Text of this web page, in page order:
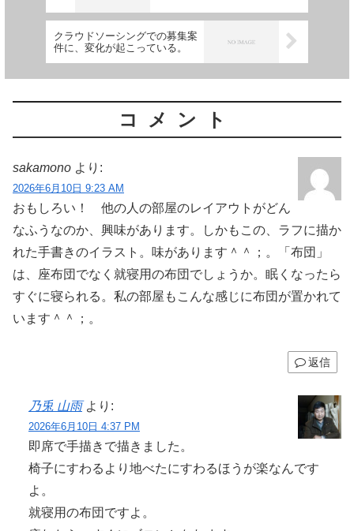
クラウドソーシングでの募集案
件に、変化が起こっている。
コメント
sakamono より:
2026年6月10日 9:23 AM
おもしろい！ 他の人の部屋のレイアウトがどん
なふうなのか、興味があります。しかもこの、ラフに描か
れた手書きのイラスト。味があります＾＾；。「布団」
は、座布団でなく就寝用の布団でしょうか。眠くなったら
すぐに寝られる。私の部屋もこんな感じに布団が置かれて
います＾＾；。
返信
乃兎 山雨 より:
2026年6月10日 4:37 PM
即席で手描きで描きました。
椅子にすわるより地べたにすわるほうが楽なんです
よ。
就寝用の布団ですよ。